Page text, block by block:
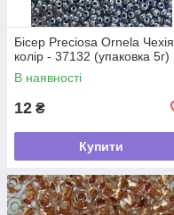
Бісер Preciosa Ornela Чехія,
колір - 37132 (упаковка 5г)
В наявності
12 ₴
Купити